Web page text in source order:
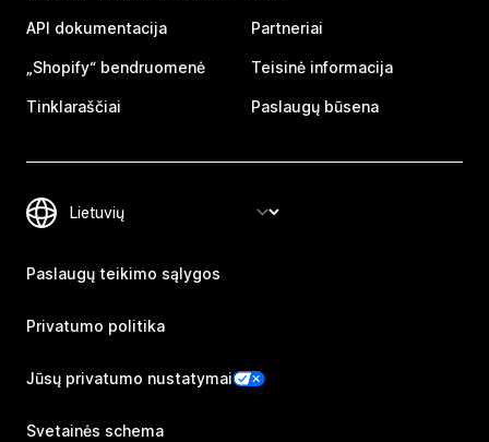
API dokumentacija
„Shopify“ bendruomenė
Tinklaraščiai
Partneriai
Teisinė informacija
Paslaugų būsena
Paslaugų teikimo sąlygos
Privatumo politika
Jūsų privatumo nustatymai
Svetainės schema